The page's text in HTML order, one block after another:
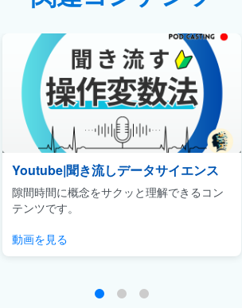
Youtube|聞き流しデータサイエンス
隙間時間に概念をサクッと理解できるコン
テンツです。
動画を見る